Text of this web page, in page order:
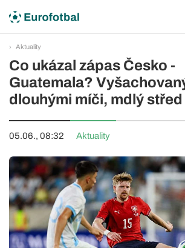
Aktuality
Co ukázal zápas Česko -
Guatemala?
dlouhými míči, mdlý
05.06., 08:32 Aktuality